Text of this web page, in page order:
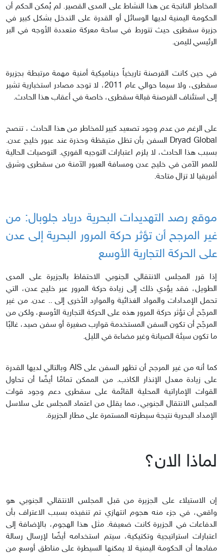
المخاطر الناتجة عن هذا النشاط على المدى القصير. لم يُمكن الحكم أن
الحكومة اليمنية لديها الوسائل أو القدرة على التدخل بشكل كبير في
جزيرة سقطرى حيث تتورط في ساحة معركة متعددة الأوجه في البر
الرئيسي لليمن.
في حين كانت القرصنة تاريخياً ديناميكية أمنية مهمة مرتبطة بجزيرة
سقطرى، ولا سيما حوالي عام 2011، لا توجد مصادر استخبارية تشير
إلى استئناف القرصنة قبالة سقطرى، خاصة في أعقاب هذا الحادث.
على الرغم من عدم وجود تصعيد كبير للمخاطر من هذا الحادث ، تنصح
Dryad Global السفن بأن تظل متيقظة وحذرة عند عبور خليج عدن.
بسبب هذا الحادث، لا يلزم اعتبارات التوجيه الفوري. التوصيات الحالية
للممر الآمن في خليج عدن ومسافة العبور الآمنة من سقطرى وشرق
أفريقيا لا تزال متاحة.
موقع رصد التهديدات البحرية درياد جلوبال: من
غير المرجح أن تؤثر حركة المرور البحرية إلى عدن
على الحركة التجارية الأوسع
إذا قرر المجلس الانتقالي الجنوبي الاحتفاظ بالجزيرة على المدى
الطويل، فقد يؤدي ذلك إلى زيادة حركة المرور عبر خليج عدن، التي
تحمل الإمدادات والمواد الغذائية والموارد الأخرى إلى .. عدن. من غير
المرجّح أن تؤثر حركة المرور هذه على الحركة التجارية الأوسع، ولكن من
المرجّح أن تكون السفن المستخدمة قوارب صغيرة أو سفن صيد، غالبًا
ما تكون سيئة الصيانة وغير مضاءة في الليل.
كما أنه من غير المرجح أن تظهر السفن على AIS وبالتالي لديها القدرة
على زيادة معدل الإنذار الكاذب. من الممكن تمامًا أيضًا أن تحاول
القوات الإماراتية المحلية القائمة على سقطرى دعم وجود قوات
المجلس الانتقال الجنوبي، مما يقلل من اعتماد المجلس على سلاسل
الإمداد البحرية نتيجة سيطرته المستمرة على مطار الجزيرة.
لماذا الان؟
إن الاستيلاء على الجزيرة من قبل المجلس الانتقالي الجنوبي هو
واقعي، في جزء منه هجوم انتهازي تم تنفيذه بسبب الاعتراف بأن
الدفاعات في الجزيرة كانت ضعيفة. مثل هذا الهجوم، بالإضافة إلى
اعتبارات استراتيجية وتكتيكية، سيتم استخدامه أيضًا لإرسال رسالة
مفادها أن الحكومة اليمنية لا يمكنها السيطرة على مناطق أوسع من